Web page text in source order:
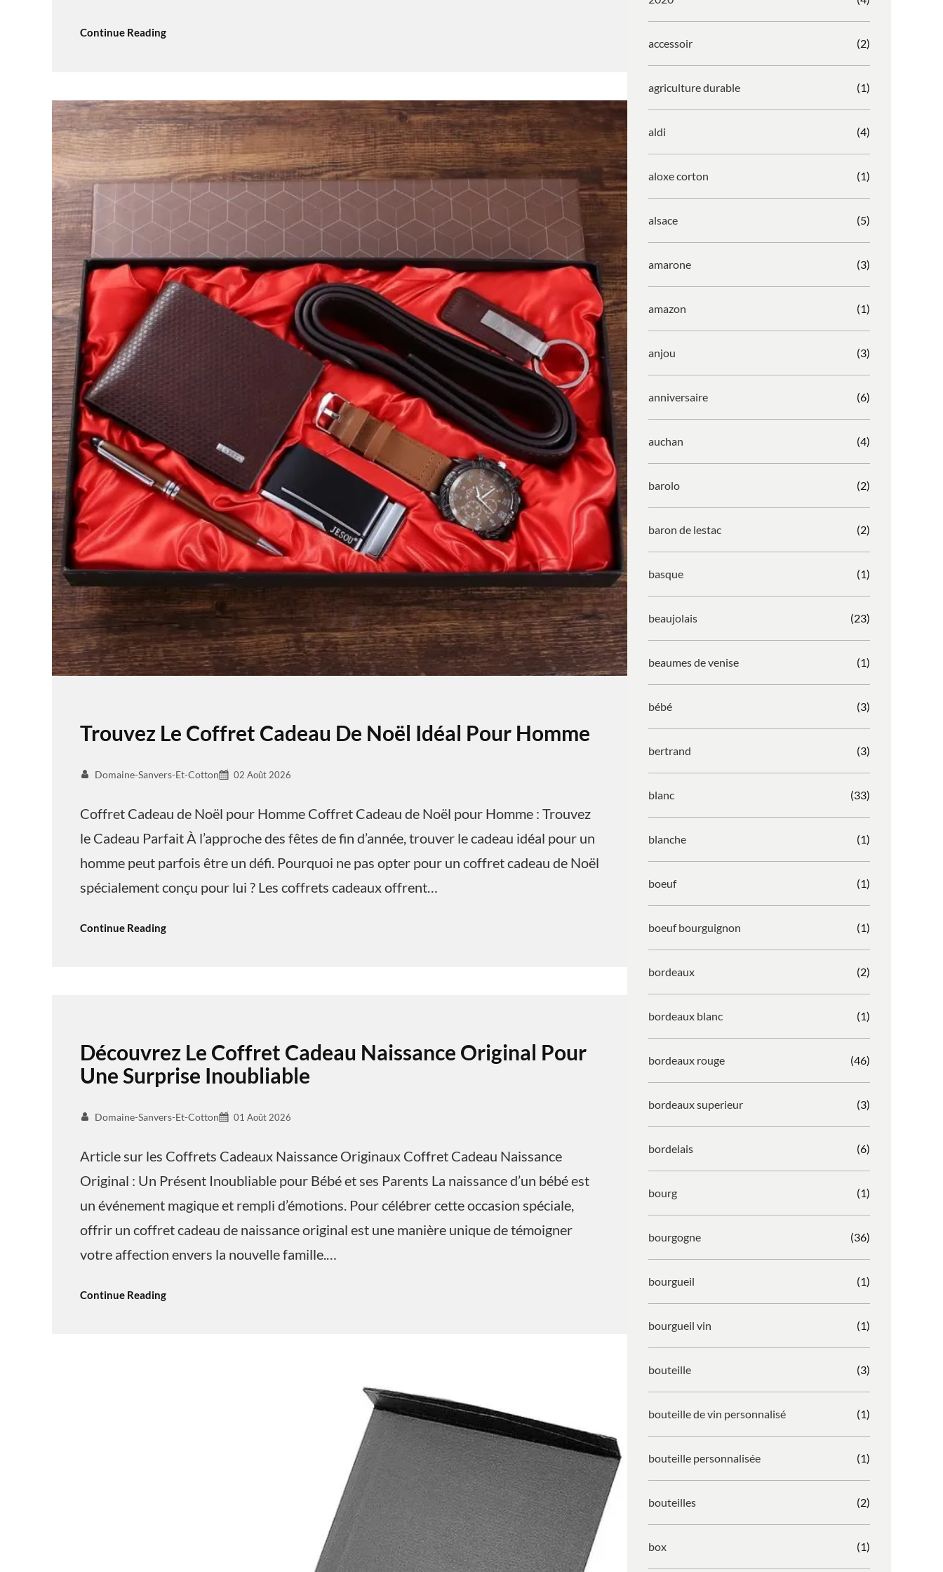
Continue Reading
Trouvez Le Coffret Cadeau De Noël Idéal Pour Homme
Domaine-Sanvers-Et-Cotton 02 Août 2026
Coffret Cadeau de Noël pour Homme Coffret Cadeau de Noël pour Homme : Trouvez
le Cadeau Parfait À l’approche des fêtes de fin d’année, trouver le cadeau idéal pour un
homme peut parfois être un défi. Pourquoi ne pas opter pour un coffret cadeau de Noël
spécialement conçu pour lui ? Les coffrets cadeaux offrent…
Continue Reading
Découvrez Le Coffret Cadeau Naissance Original Pour
Une Surprise Inoubliable
Domaine-Sanvers-Et-Cotton 01 Août 2026
Article sur les Coffrets Cadeaux Naissance Originaux Coffret Cadeau Naissance
Original : Un Présent Inoubliable pour Bébé et ses Parents La naissance d’un bébé est
un événement magique et rempli d’émotions. Pour célébrer cette occasion spéciale,
offrir un coffret cadeau de naissance original est une manière unique de témoigner
votre affection envers la nouvelle famille.…
Continue Reading
accessoir (2)
agriculture durable (1)
aldi (4)
aloxe corton (1)
alsace (5)
amarone (3)
amazon (1)
anjou (3)
anniversaire (6)
auchan (4)
barolo (2)
baron de lestac (2)
basque (1)
beaujolais (23)
beaumes de venise (1)
bébé (3)
bertrand (3)
blanc (33)
blanche (1)
boeuf (1)
boeuf bourguignon (1)
bordeaux (2)
bordeaux blanc (1)
bordeaux rouge (46)
bordeaux superieur (3)
bordelais (6)
bourg (1)
bourgogne (36)
bourgueil (1)
bourgueil vin (1)
bouteille (3)
bouteille de vin personnalisé (1)
bouteille personnalisée (1)
bouteilles (2)
box (1)